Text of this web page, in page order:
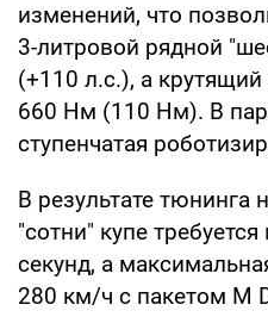
изменений, что
3-литровой рядной
(+110 л.с.), а
660 Нм (110 Нм). В
ступенчатая
В результате тюнинга
"сотни" купе
секунд, а
280 км/ч с пакетом M